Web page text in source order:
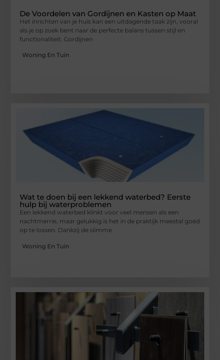
De Voordelen van Gordijnen en Kasten op Maat
Het inrichten van je huis kan een uitdagende taak zijn, vooral
als je op zoek bent naar de perfecte balans tussen stijl en
functionaliteit. Gordijnen
Woning En Tuin
Wat te doen bij een lekkend waterbed? Eerste
hulp bij waterproblemen
Een lekkend waterbed klinkt voor veel mensen als een
nachtmerrie, maar gelukkig is het in de praktijk meestal goed
op te lossen. Dankzij de slimme
Woning En Tuin